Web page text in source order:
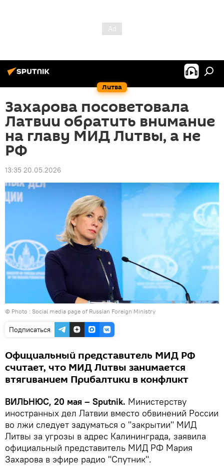
Литва
Захарова посоветовала
Латвии обратить внимание
на главу МИД Литвы, а не
РФ
13:35 20.05.2026
© Photo : Social media page of Russian Foreign Ministry
Подписаться
Официальный представитель МИД РФ
считает, что МИД Литвы занимается
втягиванием Прибалтики в конфликт
ВИЛЬНЮС, 20 мая – Sputnik. Министерству
иностранных дел Латвии вместо обвинений России
во лжи следует задуматься о "закрытии" МИД
Литвы за угрозы в адрес Калининграда, заявила
официальный представитель МИД РФ Мария
Захарова в эфире радио "Спутник".